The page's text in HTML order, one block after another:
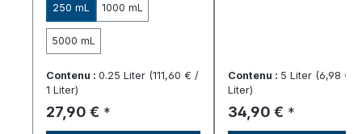
250 mL 1000 mL
5000 mL
Contenu : 0.25 Liter (111,60 € /
1 Liter)
Prix régulier :
27,90 € *
Contenu : 5 Liter (6,98 € /
Liter)
Prix régulier :
34,90 € *